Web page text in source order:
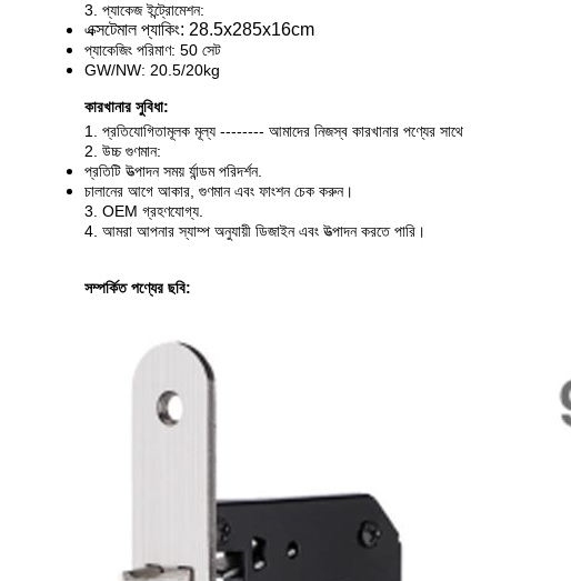
3. প্যাকেজ ইন্ট্রোমেশন:
এক্সটেমাল প্যাকিং: 28.5x285x16cm
প্যাকেজিং পরিমাণ: 50 সেট
GW/NW: 20.5/20kg
কারখানার সুবিধা:
1. প্রতিযোগিতামূলক মূল্য -------- আমাদের নিজস্ব কারখানার পণ্যের সাথে
2. উচ্চ গুণমান:
প্রতিটি উত্পাদন সময় র্যান্ডম পরিদর্শন.
চালানের আগে আকার, গুণমান এবং ফাংশন চেক করুন।
3. OEM গ্রহণযোগ্য.
4. আমরা আপনার স্যাম্প অনুযায়ী ডিজাইন এবং উত্পাদন করতে পারি।
সম্পর্কিত পণ্যের ছবি: